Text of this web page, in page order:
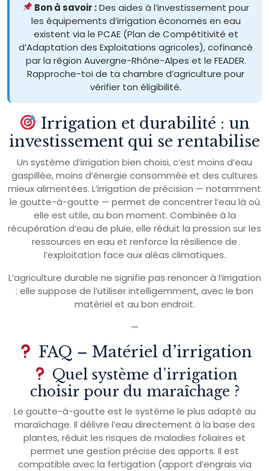
Bon à savoir :Des aides à l’investissement pour
les équipements d’irrigation économes en eau
existent via le PCAE (Plan de Compétitivité et
d’Adaptation des Exploitations agricoles), cofinancé
par la région Auvergne-Rhône-Alpes et le FEADER.
Rapproche-toi de ta chambre d’agriculture pour
vérifier ton éligibilité.
Irrigation et durabilité : un
investissement qui se rentabilise
Un système d’irrigation bien choisi, c’est moins d’eau
gaspillée, moins d’énergie consommée et des cultures
mieux alimentées. L’irrigation de précision — notamment
le goutte-à-goutte — permet de concentrer l’eau là où
elle est utile, au bon moment. Combinée à la
récupération d’eau de pluie, elle réduit la pression sur les
ressources en eau et renforce la résilience de
l’exploitation face aux aléas climatiques.
L’agriculture durable ne signifie pas renoncer à l’irrigation
: elle suppose de l’utiliser intelligemment, avec le bon
matériel et au bon endroit.
—
FAQ – Matériel d’irrigation
Quel système d’irrigation
choisir pour du maraîchage ?
Le goutte-à-goutte est le système le plus adapté au
maraîchage. Il délivre l’eau directement à la base des
plantes, réduit les risques de maladies foliaires et
permet une gestion précise des apports. Il est
compatible avec la fertigation (apport d’engrais via